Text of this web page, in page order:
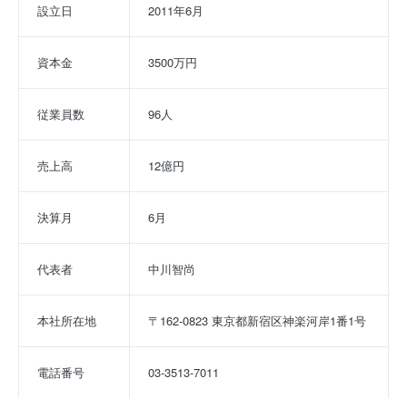
設立日 2011年6月
資本金 3500万円
従業員数 96人
売上高 12億円
決算月 6月
代表者 中川智尚
本社所在地 〒162-0823 東京都新宿区神楽河岸1番1号
電話番号 03-3513-7011